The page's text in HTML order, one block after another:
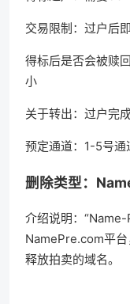
交易限制：过户后
得标后是否会被赎
小
关于转出：过户完
预定通道：1-5号通
删除类型：
介绍说明：
NamePre.com平
释放拍卖的域名。